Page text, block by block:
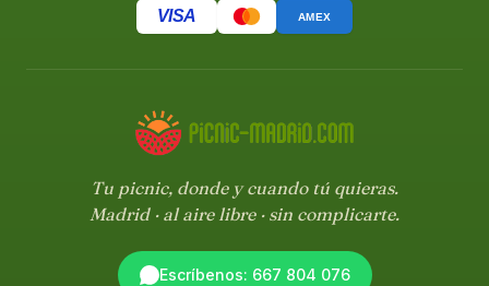
VISA AMEX
Tu picnic, donde y cuando tú quieras.
Madrid · al aire libre · sin complicarte.
Escríbenos: 667 804 076